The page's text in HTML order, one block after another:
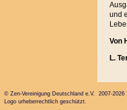
und
Von
L.
© Zen-Vereinigung Deutschland e.V. 2007-2026
Logo urheberrechtlich geschützt.